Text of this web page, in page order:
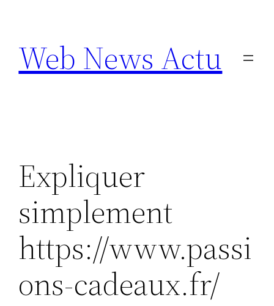
contenu
Web News Actu
Expliquer
simplement
https://www.passi
ons-cadeaux.fr/